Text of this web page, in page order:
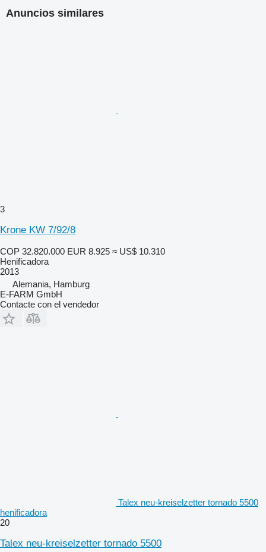
Anuncios similares
3
Krone KW 7/92/8
COP 32.820.000 EUR 8.925 ≈ US$ 10.310
Henificadora
2013
Alemania, Hamburg
E-FARM GmbH
Contacte con el vendedor
Talex neu-kreiselzetter tornado 5500
henificadora
20
Talex neu-kreiselzetter tornado 5500